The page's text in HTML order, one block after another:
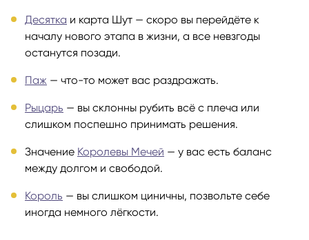
Десятка и карта Шут — скоро вы перейдёте к
началу нового этапа в жизни, а все невзгоды
останутся позади.
Паж — что-то может вас раздражать.
Рыцарь — вы склонны рубить всё с плеча или
слишком поспешно принимать решения.
Значение Королевы Мечей — у вас есть баланс
между долгом и свободой.
Король — вы слишком циничны, позвольте себе
иногда немного лёгкости.